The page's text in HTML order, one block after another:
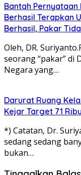
Bantah Pernyataan
Berhasil Terapkan
Berhasil, Pakar
Oleh, DR.
seorang “pakar” di
Negara yang…
Darurat Ruang
Kejar Target 71
*) Catatan, Dr.
sedang sedang
bukan…